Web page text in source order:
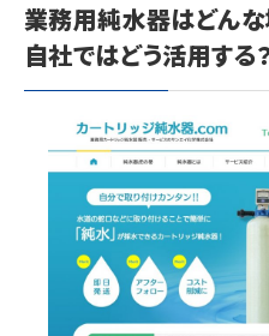
業務用純水器はどん
自社ではどう活用する